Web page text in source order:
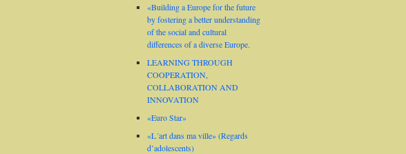
«Building a Europe for the future
by fostering a better understanding
of the social and cultural
differences of a diverse Europe.
LEARNING THROUGH
COOPERATION,
COLLABORATION AND
INNOVATION
«Euro Star»
«L´art dans ma ville» (Regards
d’adolescents)